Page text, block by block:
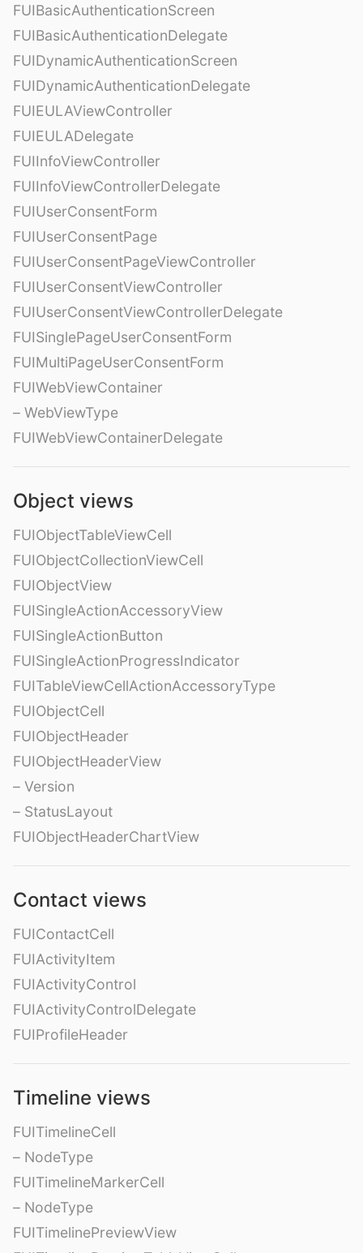
FUIBasicAuthenticationScreen
FUIBasicAuthenticationDelegate
FUIDynamicAuthenticationScreen
FUIDynamicAuthenticationDelegate
FUIEULAViewController
FUIEULADelegate
FUIInfoViewController
FUIInfoViewControllerDelegate
FUIUserConsentForm
FUIUserConsentPage
FUIUserConsentPageViewController
FUIUserConsentViewController
FUIUserConsentViewControllerDelegate
FUISinglePageUserConsentForm
FUIMultiPageUserConsentForm
FUIWebViewContainer
– WebViewType
FUIWebViewContainerDelegate
Object views
FUIObjectTableViewCell
FUIObjectCollectionViewCell
FUIObjectView
FUISingleActionAccessoryView
FUISingleActionButton
FUISingleActionProgressIndicator
FUITableViewCellActionAccessoryType
FUIObjectCell
FUIObjectHeader
FUIObjectHeaderView
– Version
– StatusLayout
FUIObjectHeaderChartView
Contact views
FUIContactCell
FUIActivityItem
FUIActivityControl
FUIActivityControlDelegate
FUIProfileHeader
Timeline views
FUITimelineCell
– NodeType
FUITimelineMarkerCell
– NodeType
FUITimelinePreviewView